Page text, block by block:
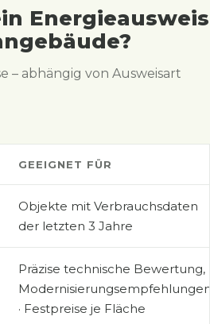
Energieausweis
– abhängig von Ausweisart
GEEIGNET FÜR
Objekte mit Verbrauchsdaten
der letzten 3 Jahre
Präzise technische Bewertung,
· Festpreise je Fläche